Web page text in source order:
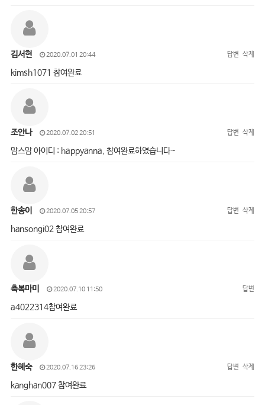
김서현 2020.07.01 20:44 답변 삭제
kimsh1071 참여완료
조안나 2020.07.02 20:51 답변 삭제
맘스맘 아이디 : happyanna, 참여완료하였습니다~
한송이 2020.07.05 20:57 답변 삭제
hansongi02 참여완료
축복마미 2020.07.10 11:50 답변
a4022314참여완료
한혜숙 2020.07.16 23:26 답변 삭제
kanghan007 참여완료